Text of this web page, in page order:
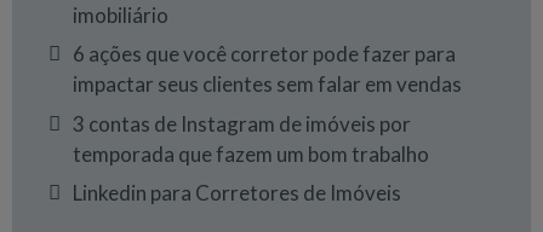
imobiliário
6 ações que você corretor pode fazer para
impactar seus clientes sem falar em vendas
3 contas de Instagram de imóveis por
temporada que fazem um bom trabalho
Linkedin para Corretores de Imóveis